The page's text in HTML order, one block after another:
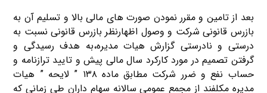
بعد از تامین و مقرر نمودن صورت های مالی بالا و تسلیم آن به
بازرس قانونی شرکت و وصول اظهارنظر بازرس قانونی نسبت به
درستی و نادرستی گزارش هیات مدیره،به هدف رسیدگی و
گرفتن تصمیم در مورد کارکرد سال مالی پیش و تایید ترازنامه و
حساب نفع و ضرر شرکت مطابق ماده ۱۳۸ ” لایحه ” هیات
مدیره مکلفند از مجمع عمومی سالانه سهام داران طی زمانی که